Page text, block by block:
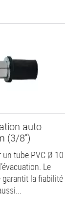
auto-
(3/8'')
tube PVC Ø 10
Le
la fiabilité